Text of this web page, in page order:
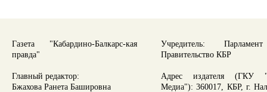
Газета "Кабардино-Балкарс-кая
правда"
Главный редактор:
Бжахова Ранета Башировна
Учредитель:
Правительство КБР
Адрес издателя (ГКУ
Медиа"): 360017, КБР, г.